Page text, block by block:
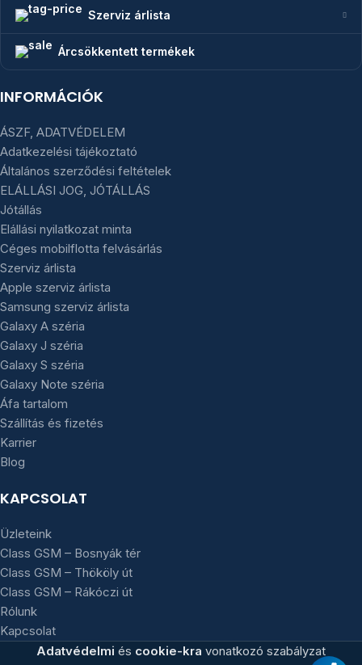
Szerviz árlista
Árcsökkentett termékek
INFORMÁCIÓK
ÁSZF, ADATVÉDELEM
Adatkezelési tájékoztató
Általános szerződési feltételek
ELÁLLÁSI JOG, JÓTÁLLÁS
Jótállás
Elállási nyilatkozat minta
Céges mobilflotta felvásárlás
Szerviz árlista
Apple szerviz árlista
Samsung szerviz árlista
Galaxy A széria
Galaxy J széria
Galaxy S széria
Galaxy Note széria
Áfa tartalom
Szállítás és fizetés
Karrier
Blog
KAPCSOLAT
Üzleteink
Class GSM – Bosnyák tér
Class GSM – Thököly út
Class GSM – Rákóczi út
Rólunk
Kapcsolat
Adatvédelmi és cookie-kra vonatkozó szabályzat